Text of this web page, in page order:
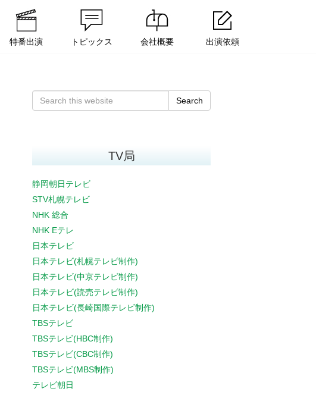
特番出演 トピックス 会社概要 出演依頼
Search
TV局
静岡朝日テレビ
STV札幌テレビ
NHK 総合
NHK Eテレ
日本テレビ
日本テレビ(札幌テレビ制作)
日本テレビ(中京テレビ制作)
日本テレビ(読売テレビ制作)
日本テレビ(長崎国際テレビ制作)
TBSテレビ
TBSテレビ(HBC制作)
TBSテレビ(CBC制作)
TBSテレビ(MBS制作)
テレビ朝日